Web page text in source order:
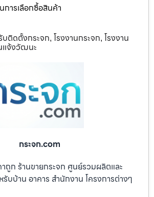
ารเลือกซื้อสินค้า
บติดตั้งกระจก, โรงงานกระจก, โรงงาน
แจ้งวัฒนะ
กระจก.com
าถูก ร้านขายกระจก ศูนย์รวมผลิตและ
รับบ้าน อาคาร สำนักงาน โครงการต่างๆ